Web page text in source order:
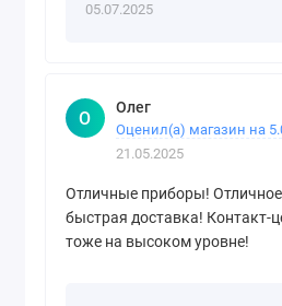
05.07.2025
О Олег
Оценил(а) магазин на
21.05.2025
Отличные приборы!
быстрая доставка! Контакт-
тоже на высоком уровне!